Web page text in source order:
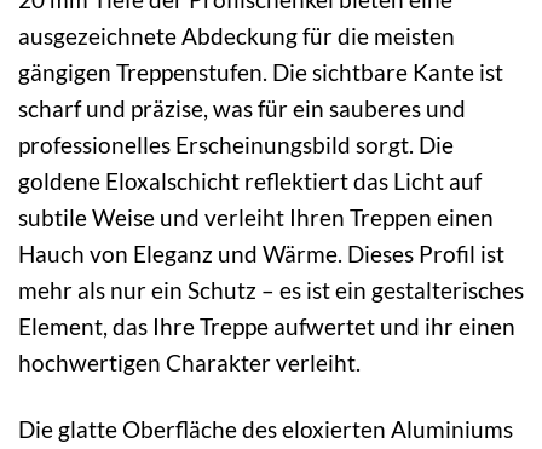
ausgezeichnete Abdeckung für die meisten
gängigen Treppenstufen. Die sichtbare Kante ist
scharf und präzise, was für ein sauberes und
professionelles Erscheinungsbild sorgt. Die
goldene Eloxalschicht reflektiert das Licht auf
subtile Weise und verleiht Ihren Treppen einen
Hauch von Eleganz und Wärme. Dieses Profil ist
mehr als nur ein Schutz – es ist ein gestalterisches
Element, das Ihre Treppe aufwertet und ihr einen
hochwertigen Charakter verleiht.
Die glatte Oberfläche des eloxierten Aluminiums